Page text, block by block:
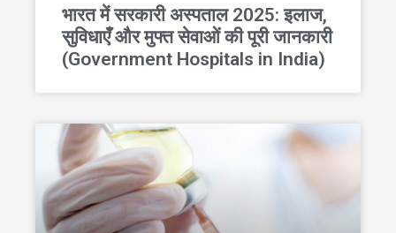
भारत में सरकारी अस्पताल 2025: इलाज,
सुविधाएँ और मुफ्त सेवाओं की पूरी जानकारी
(Government Hospitals in India)